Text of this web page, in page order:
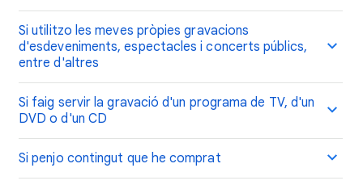
Si utilitzo les meves pròpies gravacions
d'esdeveniments, espectacles i concerts públics,
entre d'altres
Si faig servir la gravació d'un programa de TV, d'un
DVD o d'un CD
Si penjo contingut que he comprat